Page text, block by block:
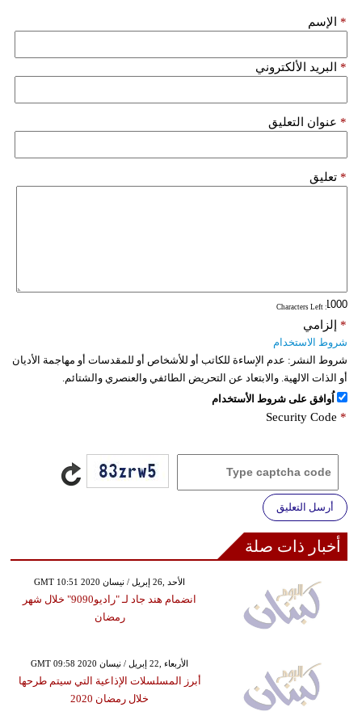
الإسم *
البريد الألكتروني *
عنوان التعليق *
تعليق *
: Characters Left
إلزامي *
شروط الاستخدام
شروط النشر: عدم الإساءة للكاتب أو للأشخاص أو للمقدسات أو مهاجمة الأديان
أو الذات الالهية. والابتعاد عن التحريض الطائفي والعنصري والشتائم.
اُوافق على شروط الأستخدام
Security Code *
أرسل التعليق
أخبار ذات صلة
GMT 10:51 2020 الأحد ,26 إبريل / نيسان
انضمام هند جاد لـ "راديو9090" خلال شهر
رمضان
GMT 09:58 2020 الأربعاء ,22 إبريل / نيسان
أبرز المسلسلات الإذاعية التي سيتم طرحها
خلال رمضان 2020